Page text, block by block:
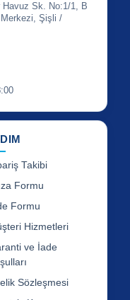
Havuz Sk. No:1/1, B
Şişli /
Takibi
Formu
Formu
Hizmetleri
ve İade
Sözleşmesi